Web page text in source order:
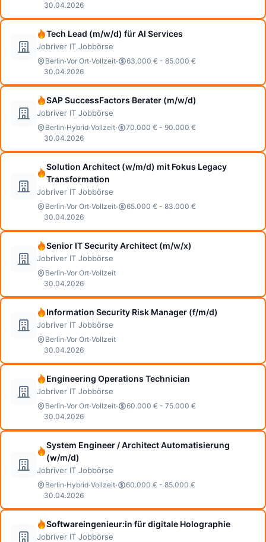
30.04.2026
Tech Lead (m/w/d) für AI Services
Jobriver IT Jobbörse
Berlin·Vor Ort·Vollzeit·
63.000 € - 85.000 €
30.04.2026
SAP SuccessFactors Berater (m/w/d)
Jobriver IT Jobbörse
Berlin·Hybrid·Vollzeit·
70.000 € - 90.000 €
30.04.2026
Solution Architect (w/m/d) mit Fokus Legacy
Transformation
Jobriver IT Jobbörse
Berlin·Vor Ort·Vollzeit·
65.000 € - 83.000 €
30.04.2026
Senior IT Security Architect (m/w/x)
Jobriver IT Jobbörse
Berlin·Vor Ort·Vollzeit
30.04.2026
Information Security Risk Manager (f/m/d)
Jobriver IT Jobbörse
Berlin·Vor Ort·Vollzeit
30.04.2026
Engineering Operations Technician
Jobriver IT Jobbörse
Berlin·Vor Ort·Vollzeit·
60.000 € - 75.000 €
30.04.2026
System Engineer / Architect Automatisierung
(w/m/d)
Jobriver IT Jobbörse
Berlin·Hybrid·Vollzeit·
60.000 € - 85.000 €
30.04.2026
Softwareingenieur:in für digitale Holographie
Jobriver IT Jobbörse